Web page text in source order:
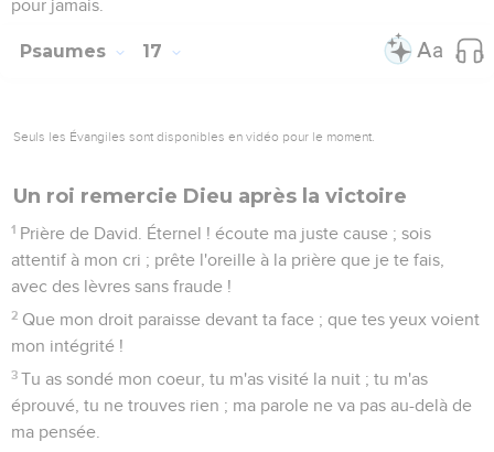
pour jamais.
Psaumes 17
Seuls les Évangiles sont disponibles en vidéo pour le moment.
Un roi remercie Dieu après la victoire
1 Prière de David. Éternel ! écoute ma juste cause ; sois
attentif à mon cri ; prête l'oreille à la prière que je te fais,
avec des lèvres sans fraude !
2 Que mon droit paraisse devant ta face ; que tes yeux voient
mon intégrité !
3 Tu as sondé mon coeur, tu m'as visité la nuit ; tu m'as
éprouvé, tu ne trouves rien ; ma parole ne va pas au-delà de
ma pensée.